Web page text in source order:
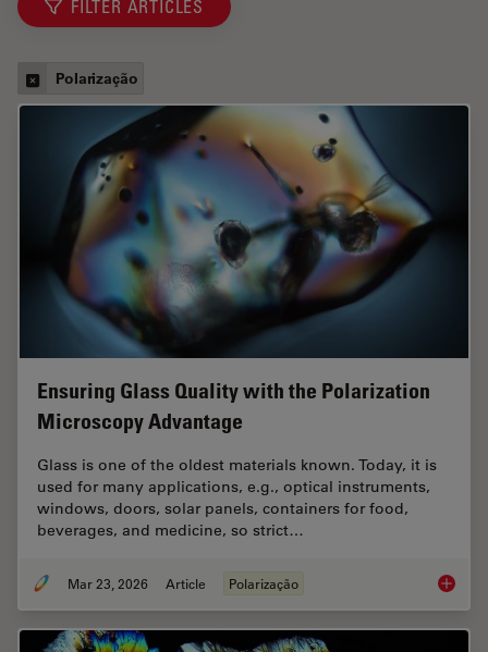
FILTER ARTICLES
Polarização
Ensuring Glass Quality with the Polarization
Microscopy Advantage
Glass is one of the oldest materials known. Today, it is
used for many applications, e.g., optical instruments,
windows, doors, solar panels, containers for food,
beverages, and medicine, so strict…
Mar 23, 2026 Article Polarização